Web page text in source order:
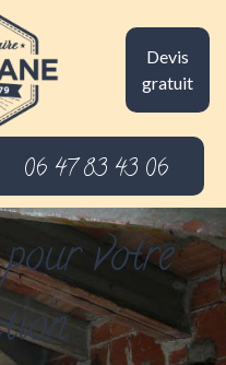
Devis
gratuit
06 47 83 43 06
votre